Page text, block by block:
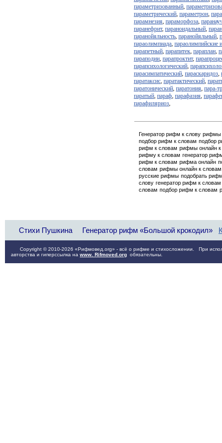
параметризованный,
параметрический, параметрон,
парамнезия, параморфоза,
паранефрит, параноидальный,
паранойяльность, паранойяльный,
параолимпиада, параолимпийские
парапетный, парапитек, параплан,
параподии, парапроктит,
парапсихологический,
парасимпатический, параскаридоз,
паратаксис, паратактический,
паратонический, паратония, пара-
паратый, параф, парафазия,
парафиляриоз,
Генератор рифм к слову рифмы
подбор рифм к словам подбор
рифм к словам рифмы онлайн к
рифму к словам генератор
рифм к словам рифма онлайн
словам рифмы онлайн к словам
русские рифмы подобрать
слову генератор рифм к словам
словам подбор рифм к словам
Стихи Пушкина Генератор рифм «Большой крокодил»
Copyright © 2010-2026 «Рифмовед.org» - всё о рифме и стихосложении. При
авторства и гиперссылка на www. Rifmoved.org обязательны.